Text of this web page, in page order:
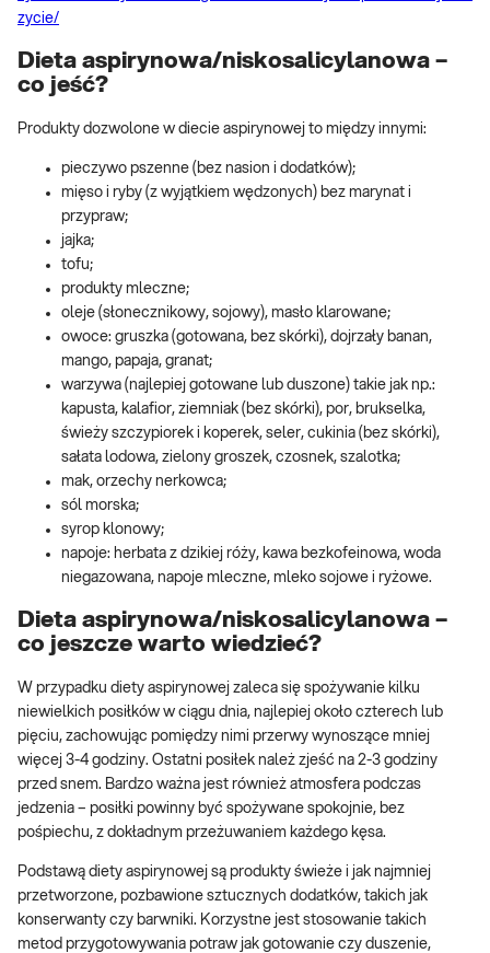
zycie/
Dieta aspirynowa/niskosalicylanowa –
co jeść?
Produkty dozwolone w diecie aspirynowej to między innymi:
pieczywo pszenne (bez nasion i dodatków);
mięso i ryby (z wyjątkiem wędzonych) bez marynat i
przypraw;
jajka;
tofu;
produkty mleczne;
oleje (słonecznikowy, sojowy), masło klarowane;
owoce: gruszka (gotowana, bez skórki), dojrzały banan,
mango, papaja, granat;
warzywa (najlepiej gotowane lub duszone) takie jak np.:
kapusta, kalafior, ziemniak (bez skórki), por, brukselka,
świeży szczypiorek i koperek, seler, cukinia (bez skórki),
sałata lodowa, zielony groszek, czosnek, szalotka;
mak, orzechy nerkowca;
sól morska;
syrop klonowy;
napoje: herbata z dzikiej róży, kawa bezkofeinowa, woda
niegazowana, napoje mleczne, mleko sojowe i ryżowe.
Dieta aspirynowa/niskosalicylanowa –
co jeszcze warto wiedzieć?
W przypadku diety aspirynowej zaleca się spożywanie kilku
niewielkich posiłków w ciągu dnia, najlepiej około czterech lub
pięciu, zachowując pomiędzy nimi przerwy wynoszące mniej
więcej 3-4 godziny. Ostatni posiłek należ zjeść na 2-3 godziny
przed snem. Bardzo ważna jest również atmosfera podczas
jedzenia – posiłki powinny być spożywane spokojnie, bez
pośpiechu, z dokładnym przeżuwaniem każdego kęsa.
Podstawą diety aspirynowej są produkty świeże i jak najmniej
przetworzone, pozbawione sztucznych dodatków, takich jak
konserwanty czy barwniki. Korzystne jest stosowanie takich
metod przygotowywania potraw jak gotowanie czy duszenie,